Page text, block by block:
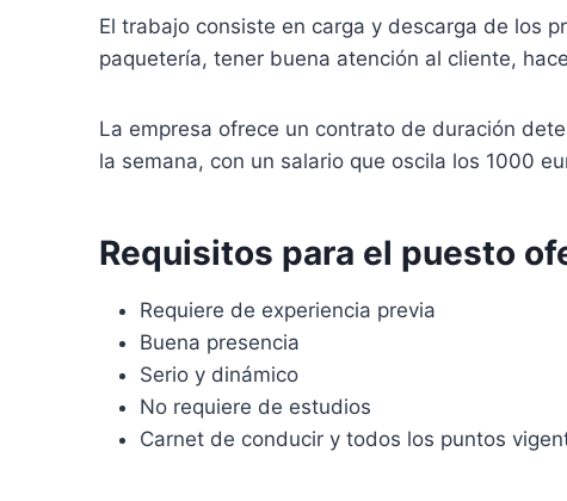
El trabajo consiste en carga y descarga de los
paquetería, tener buena atención al cliente,
La empresa ofrece un contrato de duración
la semana, con un salario que oscila los 1000
Requisitos para el puesto
Requiere de experiencia previa
Buena presencia
Serio y dinámico
No requiere de estudios
Carnet de conducir y todos los puntos